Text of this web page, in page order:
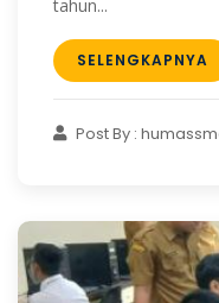
tahun...
SELENGKAPNYA
Post By :